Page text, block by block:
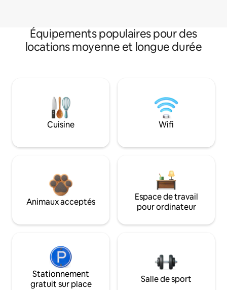
Équipements populaires pour des
locations moyenne et longue durée
Cuisine Wifi
Animaux acceptés
Espace de travail
pour ordinateur
Stationnement
gratuit sur place
Salle de sport